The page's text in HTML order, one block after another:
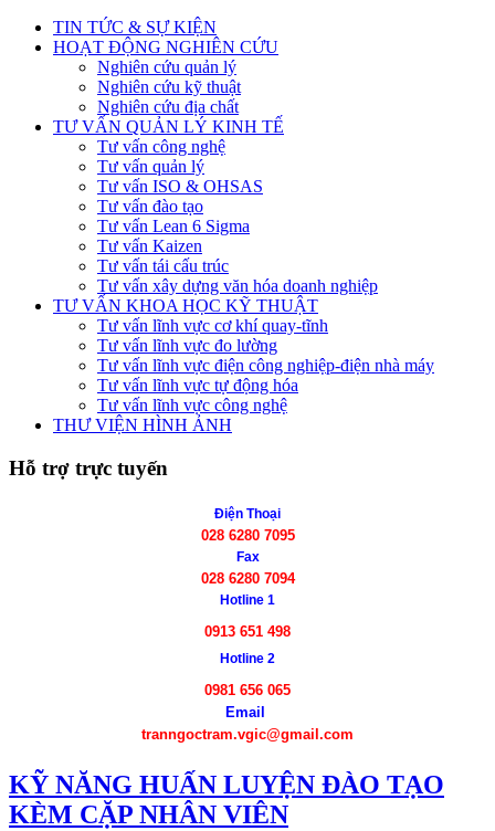
TIN TỨC & SỰ KIỆN
HOẠT ĐỘNG NGHIÊN CỨU
Nghiên cứu quản lý
Nghiên cứu kỹ thuật
Nghiên cứu địa chất
TƯ VẤN QUẢN LÝ KINH TẾ
Tư vấn công nghệ
Tư vấn quản lý
Tư vấn ISO & OHSAS
Tư vấn đào tạo
Tư vấn Lean 6 Sigma
Tư vấn Kaizen
Tư vấn tái cấu trúc
Tư vấn xây dựng văn hóa doanh nghiệp
TƯ VẤN KHOA HỌC KỸ THUẬT
Tư vấn lĩnh vực cơ khí quay-tĩnh
Tư vấn lĩnh vực đo lường
Tư vấn lĩnh vực điện công nghiệp-điện nhà máy
Tư vấn lĩnh vực tự động hóa
Tư vấn lĩnh vực công nghệ
THƯ VIỆN HÌNH ẢNH
Hỗ trợ trực tuyến
Điện Thoại
028 6280 7095
Fax
028 6280 7094
Hotline 1
0913 651 498
Hotline 2
0981 656 065
Email
tranngoctram.vgic@gmail.com
KỸ NĂNG HUẤN LUYỆN ĐÀO TẠO
KÈM CẶP NHÂN VIÊN